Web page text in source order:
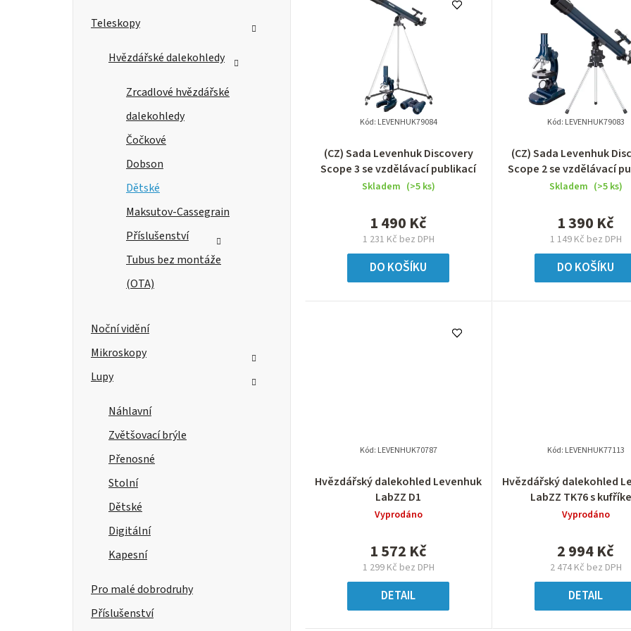
Teleskopy
Hvězdářské dalekohledy
Zrcadlové hvězdářské
dalekohledy
Čočkové
Dobson
Dětské
Maksutov-Cassegrain
Příslušenství
Tubus bez montáže
(OTA)
Noční vidění
Mikroskopy
Lupy
Náhlavní
Zvětšovací brýle
Přenosné
Stolní
Dětské
Digitální
Kapesní
Pro malé dobrodruhy
Příslušenství
(CZ) Sada Levenhuk Discovery
Scope 3 se vzdělávací publikací
Skladem (>5 ks)
1 231 Kč bez DPH
1 490 Kč
DO KOŠÍKU
Kód: LEVENHUK79084
(CZ) Sada Levenhuk
Scope 2 se vzdělávací
Skladem (>5 ks)
1 149 Kč bez DPH
1 390 Kč
DO KOŠÍKU
Kód: LEVENHUK79083
Hvězdářský dalekohled Levenhuk
LabZZ D1
Vyprodáno
1 299 Kč bez DPH
1 572 Kč
DETAIL
Kód: LEVENHUK70787
Hvězdářský dalekohled
LabZZ TK76 s
Vyprodáno
2 474 Kč bez DPH
2 994 Kč
DETAIL
Kód: LEVENHUK77113